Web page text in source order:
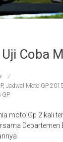
Coba
, Jadwal Moto GP 2015
GP
moto Gp 2 kali
Departemen